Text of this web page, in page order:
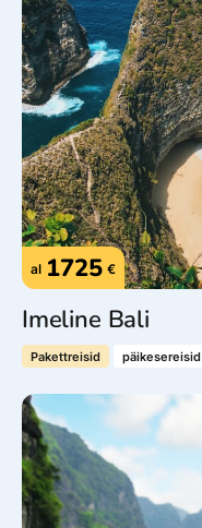
al 1725 €
Imeline Bali
Pakettreisid päikesereisid